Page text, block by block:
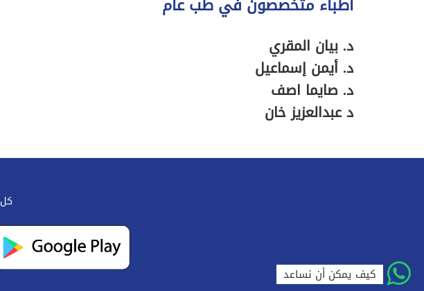
كيف يمكن أن نساعد
د. بيان المقري
د. أيمن إسماعيل
د. صايما اصف
د عبدالعزيز خان